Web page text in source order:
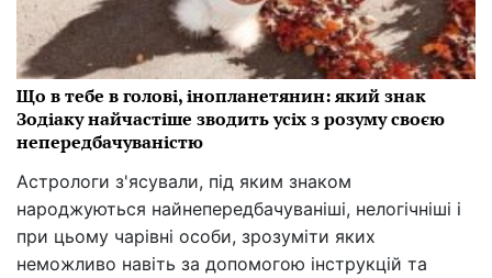
Що в тебе в голові, інопланетянин: який знак
Зодіаку найчастіше зводить усіх з розуму своєю
непередбачуваністю
Астрологи з'ясували, під яким знаком
народжуються найнепередбачуваніші, нелогічніші і
при цьому чарівні особи, зрозуміти яких
неможливо навіть за допомогою інструкцій та